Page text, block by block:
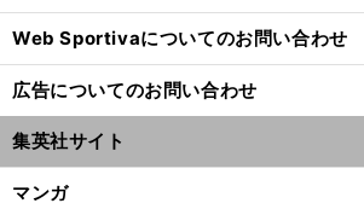
Web Sportivaについてのお問い合わせ
広告についてのお問い合わせ
集英社サイト
マンガ